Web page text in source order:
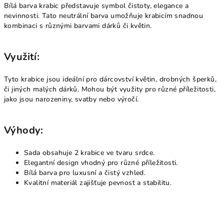
Bílá barva krabic představuje symbol čistoty, elegance a
nevinnosti. Tato neutrální barva umožňuje krabicím snadnou
kombinaci s různými barvami dárků či květin.
Využití:
Tyto krabice jsou ideální pro dárcovství květin, drobných šperků,
či jiných malých dárků. Mohou být využity pro různé příležitosti,
jako jsou narozeniny, svatby nebo výročí.
Výhody:
Sada obsahuje 2 krabice ve tvaru srdce.
Elegantní design vhodný pro různé příležitosti.
Bílá barva pro luxusní a čistý vzhled.
Kvalitní materiál zajišťuje pevnost a stabilitu.